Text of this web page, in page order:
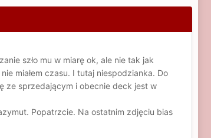
szło mu w miarę ok, ale nie tak jak
miałem czasu. I tutaj niespodzianka. Do
ze sprzedającym i obecnie deck jest w
Popatrzcie. Na ostatnim zdjęciu bias